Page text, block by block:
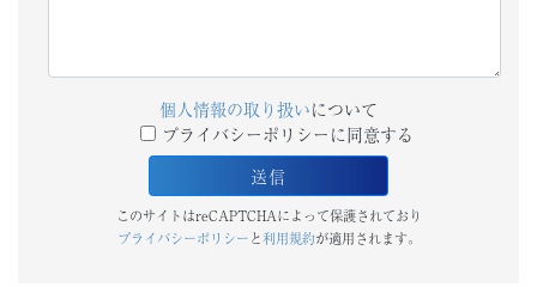
個人情報の取り扱いについて
プライバシーポリシーに同意する
このサイトはreCAPTCHAによって保護されており
プライバシーポリシーと 利用規約が適用されます。